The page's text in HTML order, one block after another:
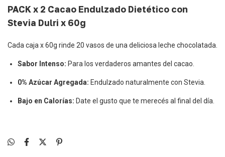
PACK x 2 Cacao Endulzado Dietético con
Stevia Dulri x 60g
Cada caja x 60g rinde 20 vasos de una deliciosa leche chocolatada.
Sabor Intenso: Para los verdaderos amantes del cacao.
0% Azúcar Agregada: Endulzado naturalmente con Stevia.
Bajo en Calorías: Date el gusto que te merecés al final del día.